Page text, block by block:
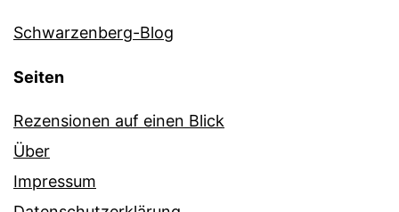
Schwarzenberg-Blog
Seiten
Rezensionen auf einen Blick
Über
Impressum